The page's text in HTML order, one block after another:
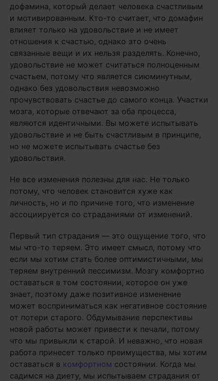
дофамина, который делает человека счастливым
и мотивированным. Кто-то считает, что домафин
влияет только на удовольствие и не имеет
отношения к счастью, однако это очень
связанные вещи и их нельзя разделять. Конечно,
удовольствие не может считаться полноценным
счастьем, потому что является сиюминутным,
однако без удовольствия невозможно
прочувствовать счастье до самого конца. Участки
мозга, которые отвечают за оба процесса,
являются идентичными. Вы можете испытывать
удовольствие и не быть счастливым в принципе,
но не можете испытывать счастье без
удовольствия.
Не все изменения полезны для нас. Не только
потому, что человек становится хуже как
личность, но и по причине того, что изменение
ассоциируется со страданиями от изменений.
Первый тип страдания — это ощущение того, что
мы что-то теряем. Это имеет смысл, потому что
если мы хотим стать более оптимистичными, мы
теряем внутренний пессимизм. Мозгу комфортно
оставаться в том состоянии, которое он уже
знает, поэтому даже позитивное изменение
может восприниматься как негативное состояние
от потери старого. Обдумывание перспективы
новой работы может привести к печали, потому
что мы привыкли к старой. И неважно, что новая
работа принесет только преимущества, мы хотим
оставаться в комфортном состоянии. Когда мы
садимся на диету, мы испытываем страдания от